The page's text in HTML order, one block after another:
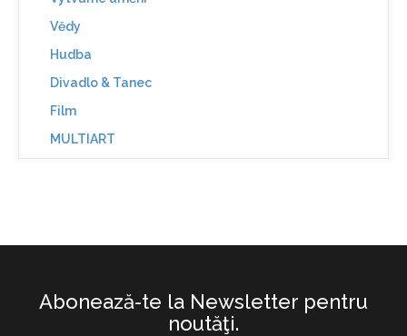
Vědy
Hudba
Divadlo & Tanec
Film
MULTIART
Abonează-te la Newsletter pentru
noutăţi.